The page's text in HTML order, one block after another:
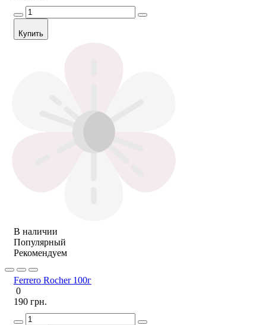
Купить
В наличии
Популярный
Рекомендуем
Ferrero Rocher 100г
0
190 грн.